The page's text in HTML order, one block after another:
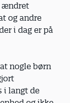
ændret
og andre
i dag er på
nogle børn
i langt de